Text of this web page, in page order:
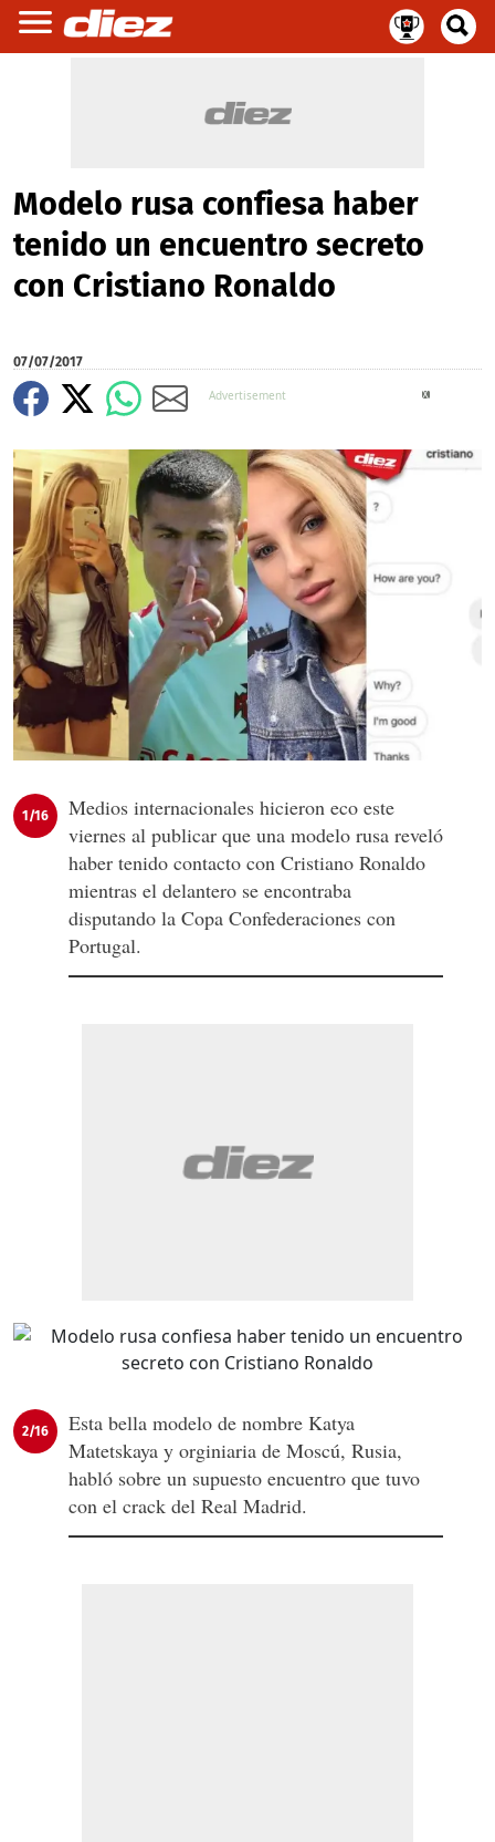
Modelo rusa confiesa haber
tenido un encuentro secreto
con Cristiano Ronaldo
07/07/2017
1/16
Medios internacionales hicieron eco este
viernes al publicar que una modelo rusa reveló
haber tenido contacto con Cristiano Ronaldo
mientras el delantero se encontraba
disputando la Copa Confederaciones con
Portugal.
2/16
Esta bella modelo de nombre Katya
Matetskaya y orginiaria de Moscú, Rusia,
habló sobre un supuesto encuentro que tuvo
con el crack del Real Madrid.
X